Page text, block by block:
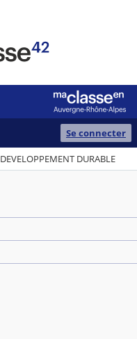
Se connecter
DEVELOPPEMENT DURABLE